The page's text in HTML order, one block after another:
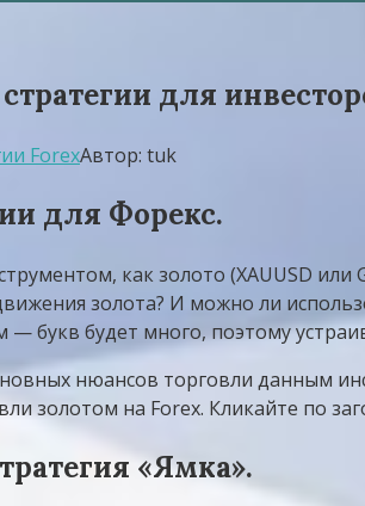
для
ForexАвтор: tuk
для Форекс.
как золото (XAUUSD
золота? И можно ли
— букв будет много, поэтому
нюансов торговли данным
золотом на Forex. Кликайте по
«Ямка».